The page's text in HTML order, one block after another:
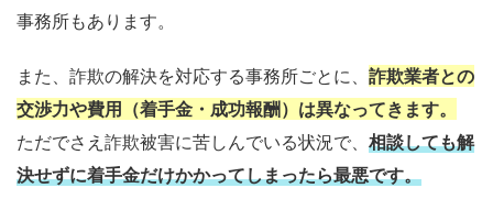
事務所もあります。
また、詐欺の解決を対応する事務所ごとに、 詐欺業者との
交渉力や費用（着手金・成功報酬）は異なってきます。
ただでさえ詐欺被害に苦しんでいる状況で、 相談しても解
決せずに着手金だけかかってしまったら最悪です。